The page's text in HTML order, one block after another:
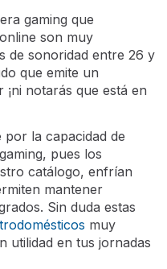
gaming que
son muy
de sonoridad entre 26 y
que emite un
¡ni notarás que está en
la capacidad de
pues los
catálogo, enfrían
mantener
Sin duda estas
muy
utilidad en tus jornadas